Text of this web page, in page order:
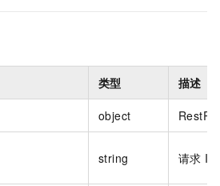
类型 描述
object
string 请求 ID